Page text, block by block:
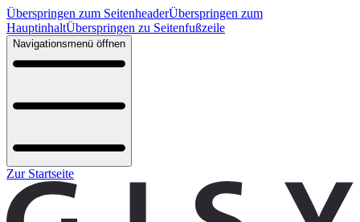
Überspringen zum SeitenheaderÜberspringen zum
HauptinhaltÜberspringen zu Seitenfußzeile
Navigationsmenü öffnen
Zur Startseite